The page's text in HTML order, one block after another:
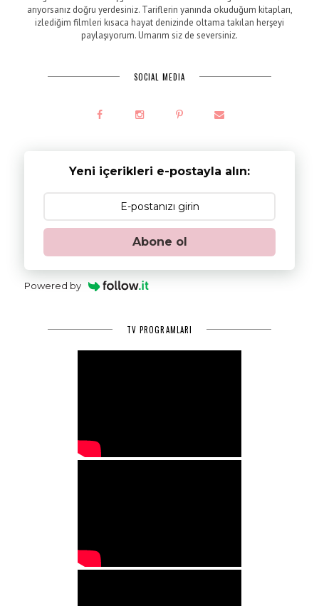
arıyorsanız doğru yerdesiniz. Tariflerin yanında okuduğum kitapları,
izlediğim filmleri kısaca hayat denizinde oltama takılan herşeyi
paylaşıyorum. Umarım siz de seversiniz.
SOCIAL MEDIA
Yeni içerikleri e-postayla alın:
Abone ol
Powered by
TV PROGRAMLARI